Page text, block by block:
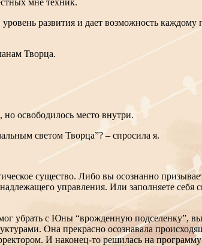
развития и дает возможность каждому
Творца.
освободилось место внутри.
светом Творца”? – спросила я.
существо. Либо вы осознанно
управления. Или заполняете себя
убрать с Юны “врожденную подселенку”,
Она прекрасно осознавала
И наконец-то решилась на